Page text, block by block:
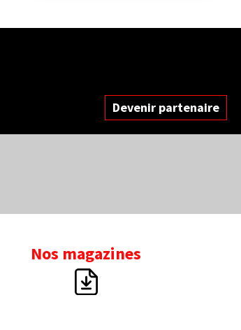
Devenir partenaire
Nos magazines